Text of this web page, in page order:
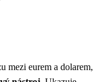
mezi eurem a dolarem,